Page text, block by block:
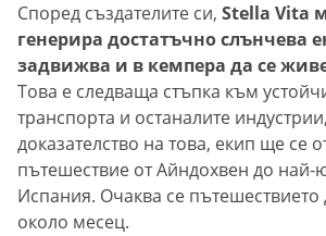
Според създателите си, Stella Vita
генерира достатъчно слънчева
задвижва и в кемпера да се
Това е следваща стъпка към
транспорта и останалите
доказателство на това, екип ще се
пътешествие от Айндохвен до най-
Испания. Очаква се
около месец.